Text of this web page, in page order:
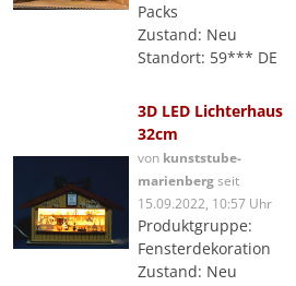
Packs
Zustand: Neu
Standort: 59*** DE
3D LED Lichterhaus
32cm
von kunststube-
marienbergseit
15.09.2022, 10:57 Uhr
Produktgruppe:
Fensterdekoration
Zustand: Neu